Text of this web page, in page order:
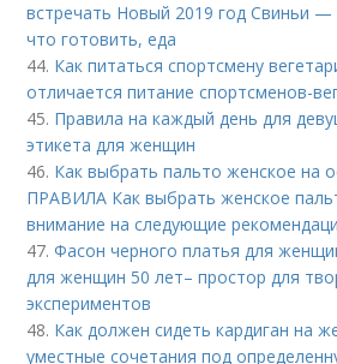
встречать Новый 2019 год Свиньи —
что готовить, еда
44. Как питаться спортсмену
отличается питание спортсменов-
45. Правила на каждый день для
этикета для женщин
46. Как выбрать пальто женское на
ПРАВИЛА Как выбрать женское
внимание на следующие
47.Фасон черного платья для
для женщин 50 лет– простор для
экспериментов
48. Как должен сидеть кардиган на
уместные сочетания под